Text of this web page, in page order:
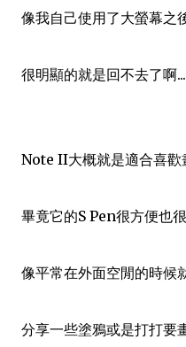
像我自己使用了大螢幕之
很明顯的就是回不去了啊...
Note II大概就是適合喜歡
畢竟它的S Pen很方便也很
像平常在外面空閒的時候
分享一些塗鴉或是打打要